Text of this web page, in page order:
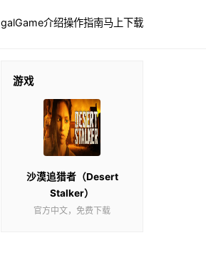
galGame介绍操作指南马上下载
游戏
沙漠追猎者（Desert
Stalker）
官方中文，免费下载